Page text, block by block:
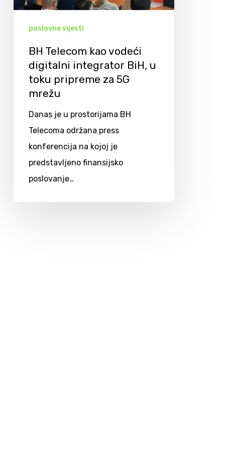
poslovne vijesti
BH Telecom kao vodeći
digitalni integrator BiH, u
toku pripreme za 5G
mrežu
Danas je u prostorijama BH
Telecoma održana press
konferencija na kojoj je
predstavljeno finansijsko
poslovanje…